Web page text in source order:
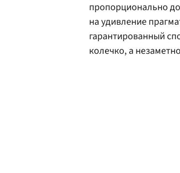
пропорционально
на удивление
гарантированный
колечко, а